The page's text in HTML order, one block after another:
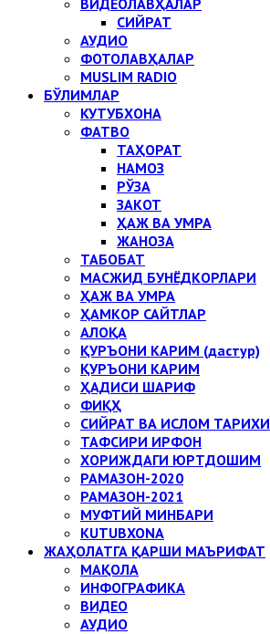
ВИДЕОЛАВҲАЛАР
СИЙРАТ
АУДИО
ФОТОЛАВҲАЛАР
MUSLIM RADIO
БЎЛИМЛАР
КУТУБХОНА
ФАТВО
ТАҲОРАТ
НАМОЗ
РЎЗА
ЗАКОТ
ҲАЖ ВА УМРА
ЖАНОЗА
ТАБОБАТ
МАСЖИД БУНЁДКОРЛАРИ
ҲАЖ ВА УМРА
ҲАМКОР САЙТЛАР
АЛОҚА
ҚУРЪОНИ КАРИМ (дастур)
ҚУРЪОНИ КАРИМ
ҲАДИСИ ШАРИФ
ФИҚҲ
СИЙРАТ ВА ИСЛОМ ТАРИХИ
ТАФСИРИ ИРФОН
ХОРИЖДАГИ ЮРТДОШИМ
РАМАЗОН-2020
РАМАЗОН-2021
МУФТИЙ МИНБАРИ
KUTUBXONA
ЖАҲОЛАТГА ҚАРШИ МАЪРИФАТ
МАҚОЛА
ИНФОГРАФИКА
ВИДЕО
АУДИО